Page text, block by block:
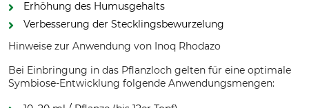
Erhöhung des Humusgehalts
Verbesserung der Stecklingsbewurzelung
Hinweise zur Anwendung von Inoq Rhodazo
Bei Einbringung in das Pflanzloch gelten für eine optimale
Symbiose-Entwicklung folgende Anwendungsmengen: